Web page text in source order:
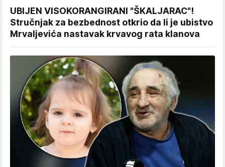
UBIJEN VISOKORANGIRANI "ŠKALJARAC"!
Stručnjak za bezbednost otkrio da li je ubistvo
Mrvaljevića nastavak krvavog rata klanova